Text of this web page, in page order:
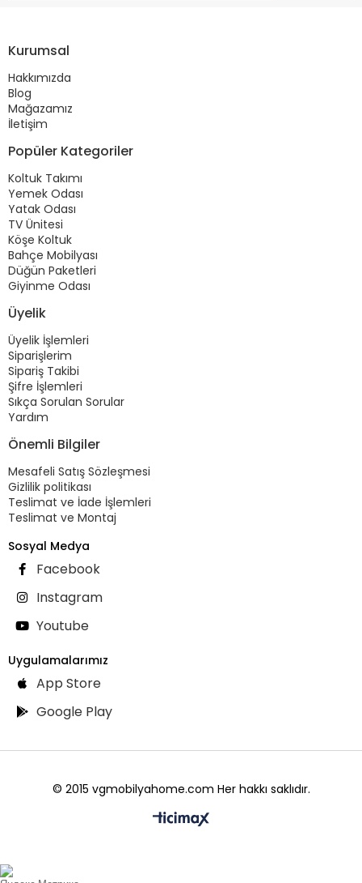
Kurumsal
Hakkımızda
Blog
Mağazamız
İletişim
Popüler Kategoriler
Koltuk Takımı
Yemek Odası
Yatak Odası
TV Ünitesi
Köşe Koltuk
Bahçe Mobilyası
Düğün Paketleri
Giyinme Odası
Üyelik
Üyelik İşlemleri
Siparişlerim
Sipariş Takibi
Şifre İşlemleri
Sıkça Sorulan Sorular
Yardım
Önemli Bilgiler
Mesafeli Satış Sözleşmesi
Gizlilik politikası
Teslimat ve İade İşlemleri
Teslimat ve Montaj
Sosyal Medya
Facebook
Instagram
Youtube
Uygulamalarımız
App Store
Google Play
© 2015 vgmobilyahome.com Her hakkı saklıdır.